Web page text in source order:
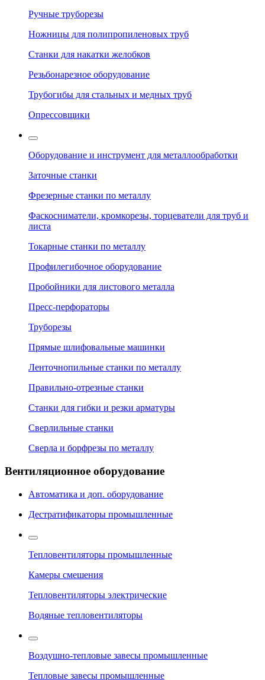
Ручные труборезы
Ножницы для полипропиленовых труб
Станки для накатки желобков
Резьбонарезное оборудование
Трубогибы для стальных и медных труб
Опрессовщики
Оборудование и инструмент для металлообработки
Заточные станки
Фрезерные станки по металлу
Фаскосниматели, кромкорезы, торцеватели для труб и
листа
Токарные станки по металлу
Профилегибочное оборудование
Пробойники для листового металла
Пресс-перфораторы
Труборезы
Прямые шлифовальные машинки
Ленточнопильные станки по металлу
Правильно-отрезные станки
Станки для гибки и резки арматуры
Сверлильные станки
Сверла и борфрезы по металлу
Вентиляционное оборудование
Автоматика и доп. оборудование
Дестратификаторы промышленные
Тепловентиляторы промышленные
Камеры смешения
Тепловентиляторы электрические
Водяные тепловентиляторы
Воздушно-тепловые завесы промышленные
Тепловые завесы промышленные